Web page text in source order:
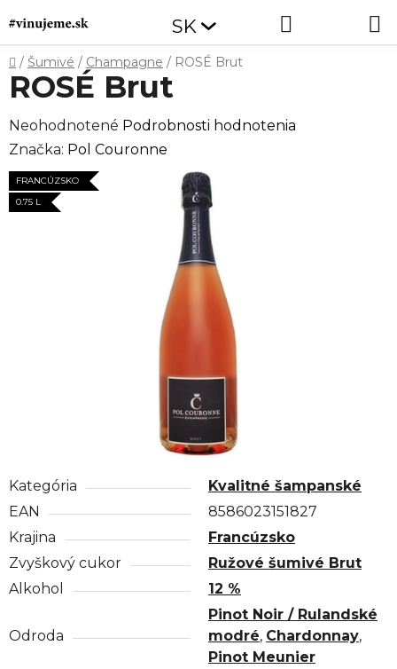
na
obsah
SK
Domov
/ Šumivé / Champagne / ROSÉ Brut
Kategória
Kvalitné šampanské
EAN
8586023151827
Krajina
Francúzsko
Zvyškový cukor
Ružové šumivé Brut
Alkohol
12 %
Odroda
Pinot Noir / Rulandské
modré, Chardonnay,
Pinot Meunier
ROSÉ Brut
Priemerné
hodnotenie
produktu
je
Neohodnotené Podrobnosti hodnotenia
Značka: Pol Couronne
FRANCÚZSKO
0.75 L